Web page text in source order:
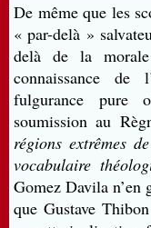
De même que les
« par-delà »
delà de la
connaissance de
fulgurance pure
soumission au
régions extrêmes
vocabulaire
Gomez Davila n’en
que Gustave